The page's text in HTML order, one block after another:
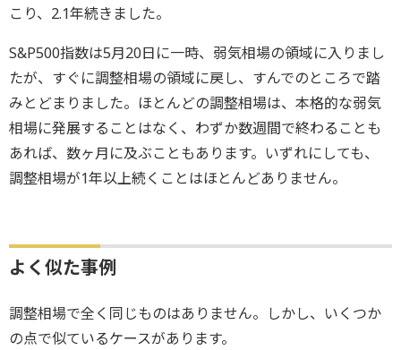
こり、2.1年続きました。
S&P500指数は5月20日に一時、弱気相場の領域に入りまし
たが、すぐに調整相場の領域に戻し、すんでのところで踏
みとどまりました。ほとんどの調整相場は、本格的な弱気
相場に発展することはなく、わずか数週間で終わることも
あれば、数ヶ月に及ぶこともあります。いずれにしても、
調整相場が1年以上続くことはほとんどありません。
よく似た事例
調整相場で全く同じものはありません。しかし、いくつか
の点で似ているケースがあります。